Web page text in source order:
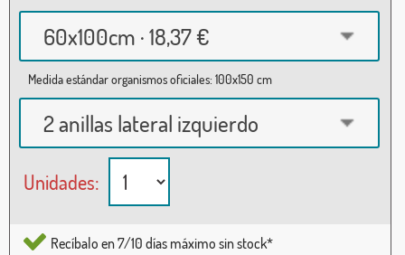
60x100cm · 18,37 €
Medida estándar organismos oficiales: 100x150 cm
2 anillas lateral izquierdo
Unidades:
Recíbalo en 7/10 días máximo sin stock*